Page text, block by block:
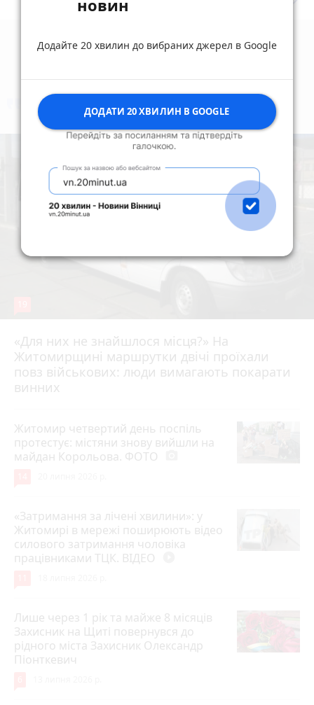
Найчастішекоментують
«Для них не знайшлося місця?» На
Житомирщині маршрутки двічі проїхали
повз військових: люди вимагають покарати
винних
17 липня 2026 р.
Житомир четвертий день поспіль
протестує: містяни знову вийшли на
майдан Корольова. ФОТО
«Затримання за лічені хвилини»: у
Житомирі в мережі поширюють відео
силового затримання чоловіка
працівниками ТЦК. ВІДЕО
Лише через 1 рік та майже 8 місяців
Захисник на Щиті повернувся до
рідного міста Захисник Олександр
Піонткевич
новин
Додайте 20 хвилин до вибраних джерел в Google
ДОДАТИ 20 ХВИЛИН В GOOGLE